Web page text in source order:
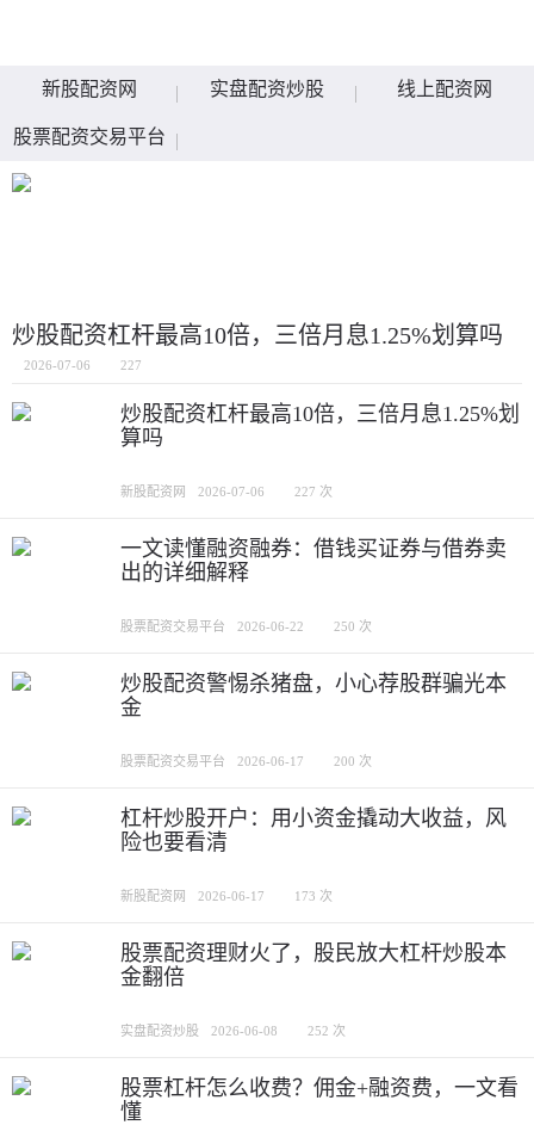
新股配资网 实盘配资炒股 线上配资网
股票配资交易平台
炒股配资杠杆最高10倍，三倍月息1.25%划算吗
2026-07-06 227
炒股配资杠杆最高10倍，三倍月息1.25%划
算吗
新股配资网 2026-07-06 227 次
一文读懂融资融券：借钱买证券与借券卖
出的详细解释
股票配资交易平台 2026-06-22 250 次
炒股配资警惕杀猪盘，小心荐股群骗光本
金
股票配资交易平台 2026-06-17 200 次
杠杆炒股开户：用小资金撬动大收益，风
险也要看清
新股配资网 2026-06-17 173 次
股票配资理财火了，股民放大杠杆炒股本
金翻倍
实盘配资炒股 2026-06-08 252 次
股票杠杆怎么收费？佣金+融资费，一文看
懂